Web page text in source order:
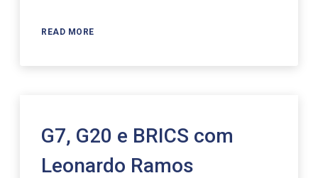
READ MORE
G7, G20 e BRICS com
Leonardo Ramos